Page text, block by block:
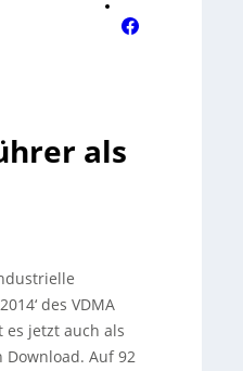
als
des VDMA
es jetzt auch als
Download. Auf 92